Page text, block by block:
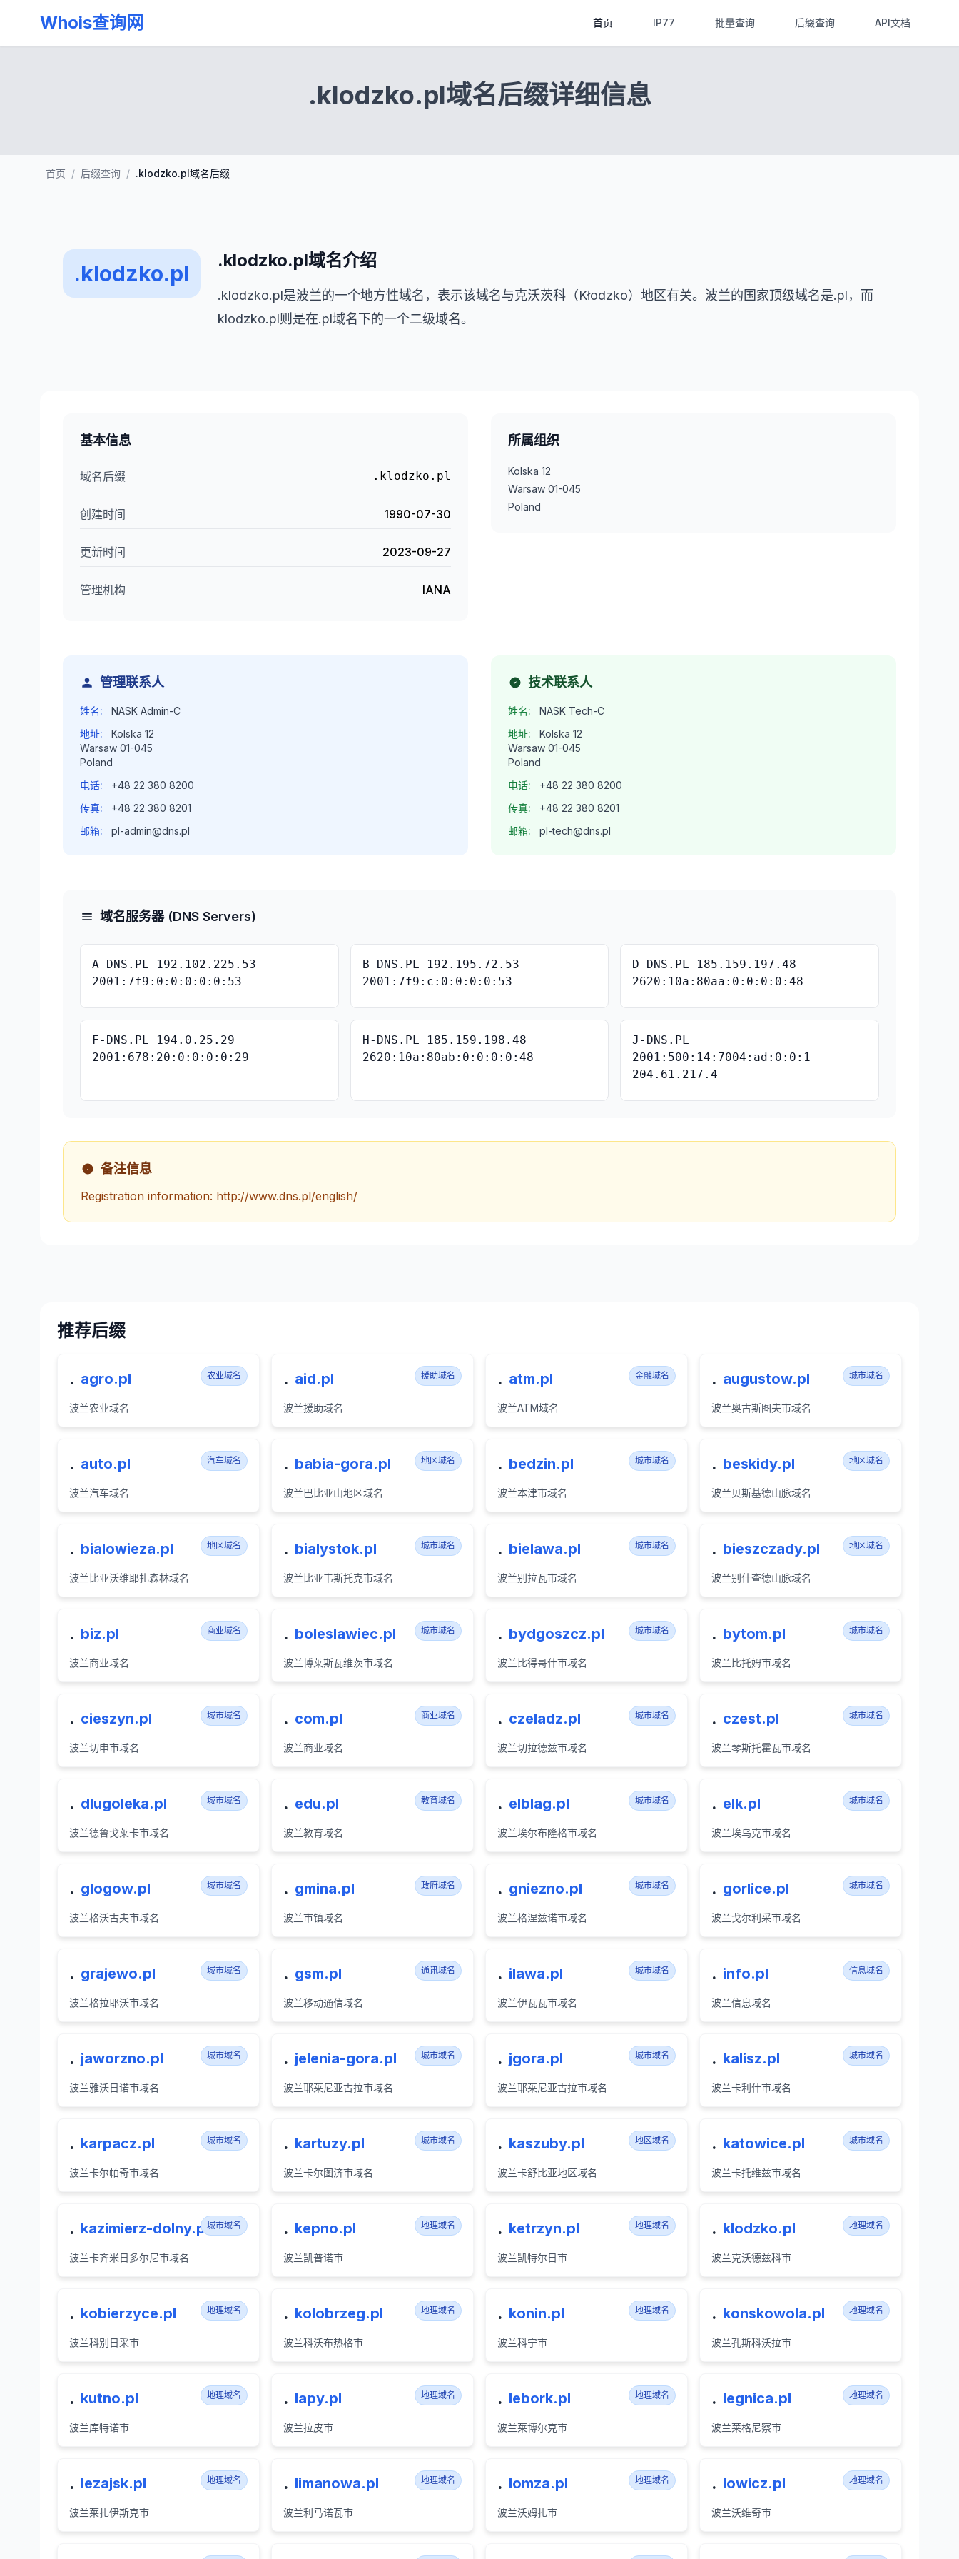
Whois查询网 首页 IP77 批量查询 后缀查询 API文档
.klodzko.pl域名后缀详细信息
首页 / 后缀查询 / .klodzko.pl域名后缀
.klodzko.pl
.klodzko.pl域名介绍
.klodzko.pl是波兰的一个地方性域名，表示该域名与克沃茨科（Kłodzko）地区有关。波兰的国家顶级域名是.pl，而
klodzko.pl则是在.pl域名下的一个二级域名。
基本信息
域名后缀 .klodzko.pl
创建时间 1990-07-30
更新时间 2023-09-27
管理机构 IANA
所属组织
Kolska 12
Warsaw 01-045
Poland
管理联系人
姓名:
NASK Admin-C
地址:
Kolska 12
Warsaw 01-045
Poland
电话:
+48 22 380 8200
传真:
+48 22 380 8201
邮箱:
pl-admin@dns.pl
技术联系人
姓名:
NASK Tech-C
地址:
Kolska 12
Warsaw 01-045
Poland
电话:
+48 22 380 8200
传真:
+48 22 380 8201
邮箱:
pl-tech@dns.pl
域名服务器 (DNS Servers)
A-DNS.PL 192.102.225.53
2001:7f9:0:0:0:0:0:53
B-DNS.PL 192.195.72.53
2001:7f9:c:0:0:0:0:53
D-DNS.PL 185.159.197.48
2620:10a:80aa:0:0:0:0:48
F-DNS.PL 194.0.25.29
2001:678:20:0:0:0:0:29
H-DNS.PL 185.159.198.48
2620:10a:80ab:0:0:0:0:48
J-DNS.PL
2001:500:14:7004:ad:0:0:1
204.61.217.4
备注信息
Registration information: http://www.dns.pl/english/
推荐后缀
. agro.pl 农业域名
波兰农业域名
. aid.pl 援助域名
波兰援助域名
. atm.pl 金融域名
波兰ATM域名
. augustow.pl 城市域名
波兰奥古斯图夫市域名
. auto.pl 汽车域名
波兰汽车域名
. babia-gora.pl 地区域名
波兰巴比亚山地区域名
. bedzin.pl 城市域名
波兰本津市域名
. beskidy.pl 地区域名
波兰贝斯基德山脉域名
. bialowieza.pl 地区域名
波兰比亚沃维耶扎森林域名
. bialystok.pl 城市域名
波兰比亚韦斯托克市域名
. bielawa.pl 城市域名
波兰别拉瓦市域名
. bieszczady.pl 地区域名
波兰别什查德山脉域名
. biz.pl 商业域名
波兰商业域名
. boleslawiec.pl 城市域名
波兰博莱斯瓦维茨市域名
. bydgoszcz.pl 城市域名
波兰比得哥什市域名
. bytom.pl 城市域名
波兰比托姆市域名
. cieszyn.pl 城市域名
波兰切申市域名
. com.pl 商业域名
波兰商业域名
. czeladz.pl 城市域名
波兰切拉德兹市域名
. czest.pl 城市域名
波兰琴斯托霍瓦市域名
. dlugoleka.pl 城市域名
波兰德鲁戈莱卡市域名
. edu.pl 教育域名
波兰教育域名
. elblag.pl 城市域名
波兰埃尔布隆格市域名
. elk.pl 城市域名
波兰埃乌克市域名
. glogow.pl 城市域名
波兰格沃古夫市域名
. gmina.pl 政府域名
波兰市镇域名
. gniezno.pl 城市域名
波兰格涅兹诺市域名
. gorlice.pl 城市域名
波兰戈尔利采市域名
. grajewo.pl 城市域名
波兰格拉耶沃市域名
. gsm.pl 通讯域名
波兰移动通信域名
. ilawa.pl 城市域名
波兰伊瓦瓦市域名
. info.pl 信息域名
波兰信息域名
. jaworzno.pl 城市域名
波兰雅沃日诺市域名
. jelenia-gora.pl 城市域名
波兰耶莱尼亚古拉市域名
. jgora.pl 城市域名
波兰耶莱尼亚古拉市域名
. kalisz.pl 城市域名
波兰卡利什市域名
. karpacz.pl 城市域名
波兰卡尔帕奇市域名
. kartuzy.pl 城市域名
波兰卡尔图济市域名
. kaszuby.pl 地区域名
波兰卡舒比亚地区域名
. katowice.pl 城市域名
波兰卡托维兹市域名
. kazimierz-dolny.pl城市域名
波兰卡齐米日多尔尼市域名
. kepno.pl 地理域名
波兰凯普诺市
. ketrzyn.pl 地理域名
波兰凯特尔日市
. klodzko.pl 地理域名
波兰克沃德兹科市
. kobierzyce.pl 地理域名
波兰科别日采市
. kolobrzeg.pl 地理域名
波兰科沃布热格市
. konin.pl 地理域名
波兰科宁市
. konskowola.pl 地理域名
波兰孔斯科沃拉市
. kutno.pl 地理域名
波兰库特诺市
. lapy.pl 地理域名
波兰拉皮市
. lebork.pl 地理域名
波兰莱博尔克市
. legnica.pl 地理域名
波兰莱格尼察市
. lezajsk.pl 地理域名
波兰莱扎伊斯克市
. limanowa.pl 地理域名
波兰利马诺瓦市
. lomza.pl 地理域名
波兰沃姆扎市
. lowicz.pl 地理域名
波兰沃维奇市